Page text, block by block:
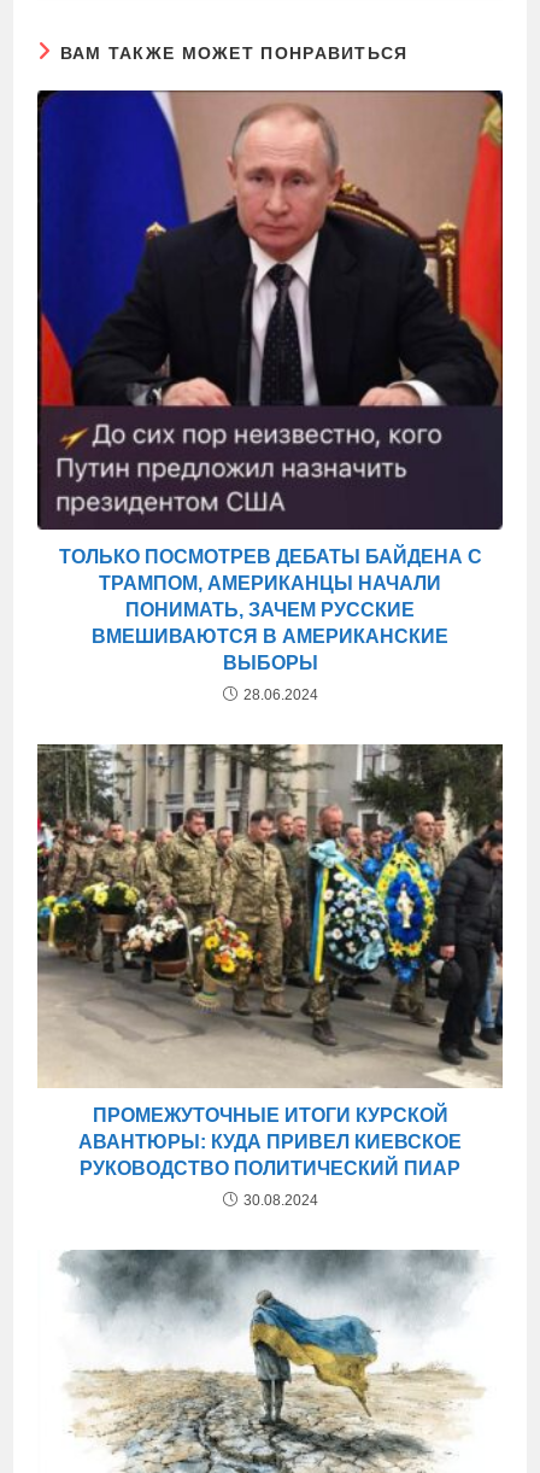
ВАМ ТАКЖЕ МОЖЕТ ПОНРАВИТЬСЯ
ТОЛЬКО ПОСМОТРЕВ ДЕБАТЫ БАЙДЕНА С
ТРАМПОМ, АМЕРИКАНЦЫ НАЧАЛИ
ПОНИМАТЬ, ЗАЧЕМ РУССКИЕ
ВМЕШИВАЮТСЯ В АМЕРИКАНСКИЕ
ВЫБОРЫ
28.06.2024
ПРОМЕЖУТОЧНЫЕ ИТОГИ КУРСКОЙ
АВАНТЮРЫ: КУДА ПРИВЕЛ КИЕВСКОЕ
РУКОВОДСТВО ПОЛИТИЧЕСКИЙ ПИАР
30.08.2024